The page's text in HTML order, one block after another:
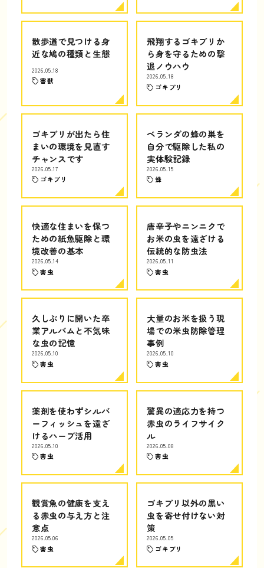
散歩道で見つける身
近な鳩の種類と生態
2026.05.18
害獣
飛翔するゴキブリか
ら身を守るための撃
退ノウハウ
2026.05.18
ゴキブリ
ゴキブリが出たら住
まいの環境を見直す
チャンスです
2026.05.17
ゴキブリ
ベランダの蜂の巣を
自分で駆除した私の
実体験記録
2026.05.15
蜂
快適な住まいを保つ
ための紙魚駆除と環
境改善の基本
2026.05.14
害虫
唐辛子やニンニクで
お米の虫を遠ざける
伝統的な防虫法
2026.05.11
害虫
久しぶりに開いた卒
業アルバムと不気味
な虫の記憶
2026.05.10
害虫
大量のお米を扱う現
場での米虫防除管理
事例
2026.05.10
害虫
薬剤を使わずシルバ
ーフィッシュを遠ざ
けるハーブ活用
2026.05.10
害虫
驚異の適応力を持つ
赤虫のライフサイク
ル
2026.05.08
害虫
観賞魚の健康を支え
る赤虫の与え方と注
意点
2026.05.06
害虫
ゴキブリ以外の黒い
虫を寄せ付けない対
策
2026.05.05
ゴキブリ